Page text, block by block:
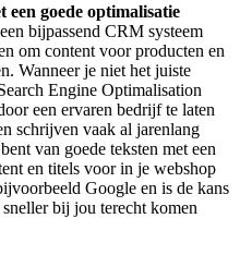
een goede optimalisatie
bijpassend CRM systeem
om content voor producten en
Wanneer je niet het juiste
Engine Optimalisation
een ervaren bedrijf te laten
schrijven vaak al jarenlang
van goede teksten met een
en titels voor in je webshop
Google en is de kans
bij jou terecht komen